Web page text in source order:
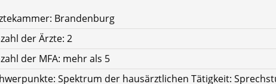
Brandenburg
der Ärzte: 2
der MFA: mehr als 5
Spektrum der hausärztlichen Tätigkeit: